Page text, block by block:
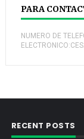
PARA
NUMERO DE
RECENT POSTS